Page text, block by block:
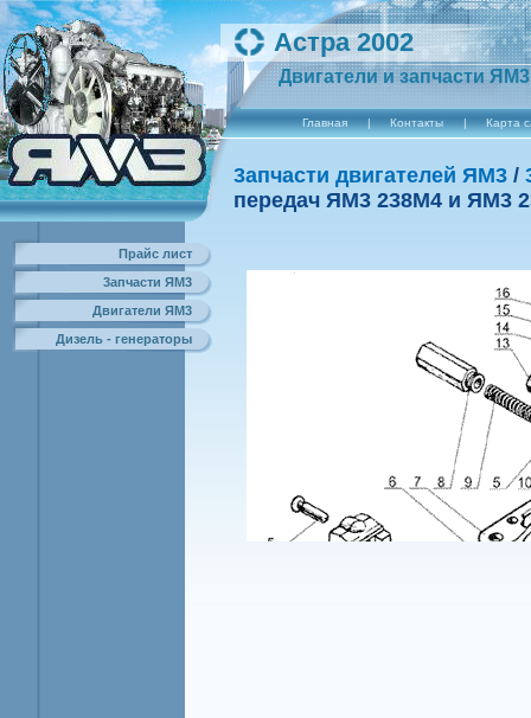
Астра 2002
Двигатели и запчасти ЯМ3
Главная | Контакты | Карта
Прайс лист
3апчасти ЯМ3
Двигатели ЯМ3
Дизель - генераторы
3апчасти двигателей ЯМ3 /
передач ЯМ3 238М4 и ЯМ3